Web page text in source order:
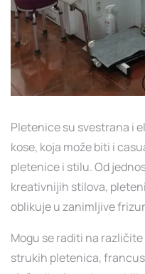
Pletenice su svestrana i
kose, koja može biti i
pletenice i stilu. Od
kreativnijih stilova,
oblikuje u zanimljive
Mogu se raditi na
strukih pletenica,